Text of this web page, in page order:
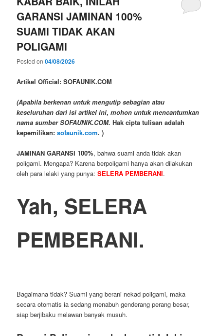
GARANSI JAMINAN 100%
SUAMI TIDAK AKAN
POLIGAMI
Posted on04/08/2026
Artikel Official: SOFAUNIK.COM
(Apabila berkenan untuk mengutip sebagian atau
keseluruhan dari isi artikel ini,mohon untuk mencantumkan
nama sumber SOFAUNIK.COM.Hak cipta tulisan adalah
kepemilikan:sofaunik.com. )
JAMINAN GARANSI 100%, bahwa suami anda tidak akan
poligami. Mengapa? Karena berpoligami hanya akan dilakukan
oleh para lelaki yang punya:SELERA PEMBERANI.
Yah, SELERA
PEMBERANI.
Bagaimana tidak? Suami yang berani nekad poligami, maka
secara otomatis ia sedang menabuh genderang perang besar,
siap berjibaku melawan banyak musuh.